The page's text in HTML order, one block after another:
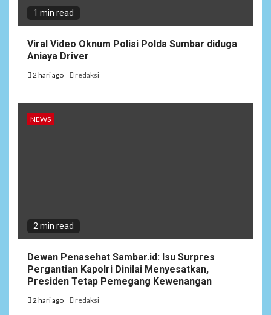
1 min read
Viral Video Oknum Polisi Polda Sumbar diduga
Aniaya Driver
2 hari ago redaksi
NEWS
2 min read
Dewan Penasehat Sambar.id: Isu Surpres
Pergantian Kapolri Dinilai Menyesatkan,
Presiden Tetap Pemegang Kewenangan
2 hari ago redaksi